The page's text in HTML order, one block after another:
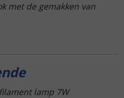
met de gemakken van
lamp 7W